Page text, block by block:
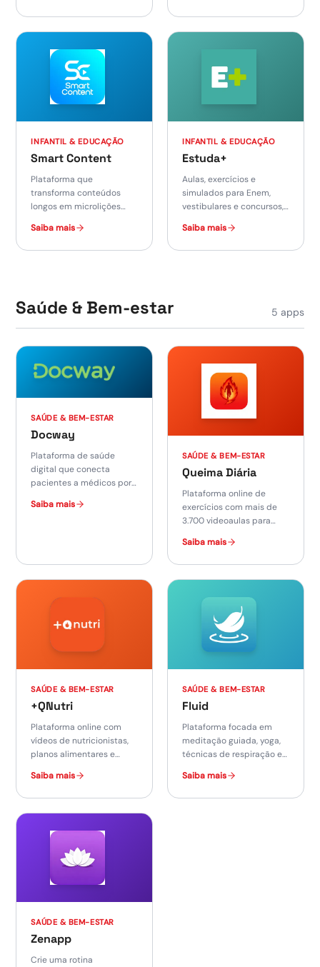
INFANTIL & EDUCAÇÃO
Smart Content
Plataforma que
transforma conteúdos
longos em microlições
interativas — ideal para
Saiba mais
INFANTIL & EDUCAÇÃO
Estuda+
Aulas, exercícios e
simulados para Enem,
vestibulares e concursos,
renomados.
Saiba mais
Saúde & Bem-estar 5 apps
SAÚDE & BEM-ESTAR
Docway
Plataforma de saúde
digital que conecta
pacientes a médicos por
precisar de convênio.
Saiba mais
SAÚDE & BEM-ESTAR
Queima Diária
Plataforma online de
exercícios com mais de
3.700 videoaulas para
massa, flexibilidade e
Saiba mais
SAÚDE & BEM-ESTAR
+QNutri
Plataforma online com
vídeos de nutricionistas,
planos alimentares e
alimentação equilibrada.
Saiba mais
SAÚDE & BEM-ESTAR
Fluid
Plataforma focada em
meditação guiada, yoga,
técnicas de respiração e
Saiba mais
SAÚDE & BEM-ESTAR
Zenapp
Crie uma rotina